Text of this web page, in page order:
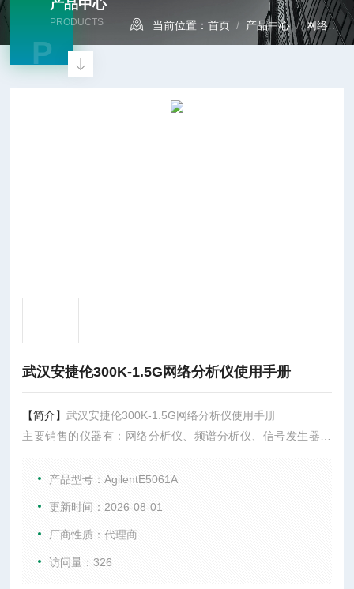
产品中心
PRODUCTS
P
当前位置：首页 / 产品中心/网络分析仪
武汉安捷伦300K-1.5G网络分析仪使用手册
【简介】武汉安捷伦300K-1.5G网络分析仪使用手册
主要销售的仪器有：网络分析仪、频谱分析仪、信号发生器、
件等。产品型号：AgilentE5061A
更新时间：2026-08-01
厂商性质：代理商
访问量：326